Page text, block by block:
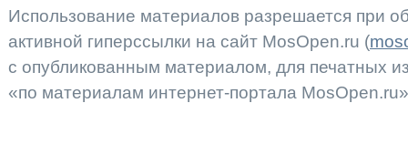
Использование материалов разрешается при
активной гиперссылки на сайт MosOpen.ru (
с опубликованным материалом, для печатных
«по материалам интернет-портала